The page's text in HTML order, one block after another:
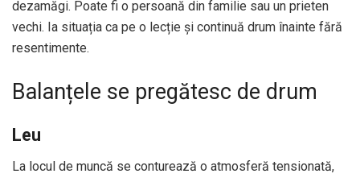
dezamăgi. Poate fi o persoană din familie sau un prieten
vechi. Ia situația ca pe o lecție și continuă drum înainte fără
resentimente.
Balanțele se pregătesc de drum
Leu
La locul de muncă se conturează o atmosferă tensionată,